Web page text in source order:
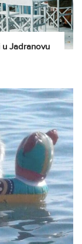
Jadranovu